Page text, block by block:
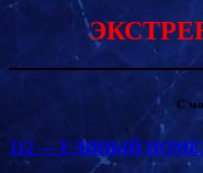
С
112 — ЕДИНЫЙ